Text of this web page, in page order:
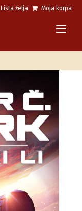
Lista želja Moja korpa